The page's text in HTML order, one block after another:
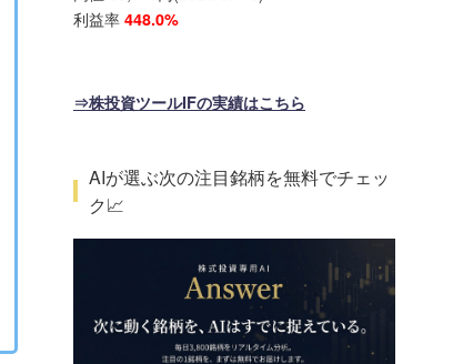
利益率 448.0%
⇒株投資ツールIFの実績はこちら
AIが選ぶ次の注目銘柄を無料でチェッ
ク📈